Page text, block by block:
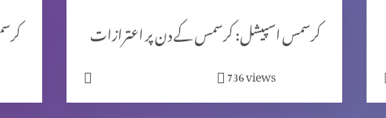
کرسمس اسپیشل: کرسمس کے دن پر اعترازات
736views